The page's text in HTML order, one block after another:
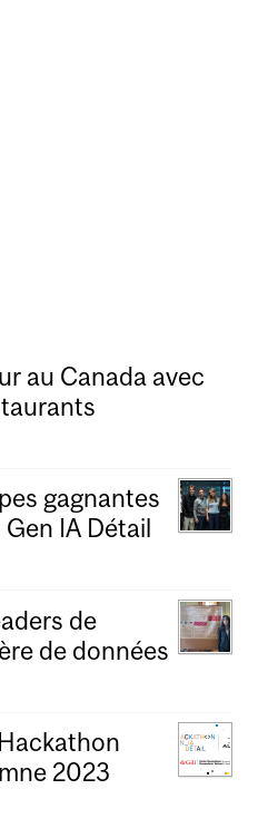
au Canada avec
gagnantes
IA Détail
de
de données
2023